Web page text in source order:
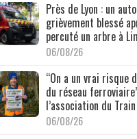
Près de Lyon : un
grièvement blessé
percuté un arbre à
06/08/26
“On a un vrai risque
du réseau
l’association du
06/08/26